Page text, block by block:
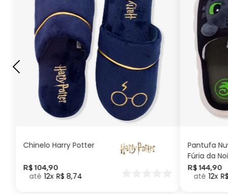
Chinelo Harry Potter
R$ 104,90
12 R$ 8,74
G GG M P
ADICIONAR AO
CARRINHO
Pantufa
Fúria da
Como
seu Dragão
R$ 144,90
12 R$